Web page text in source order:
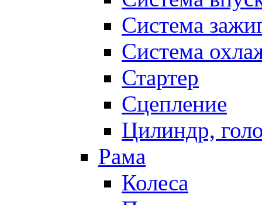
Система
Система
Стартер
Сцепление
Цилиндр,
Рама
Колеса